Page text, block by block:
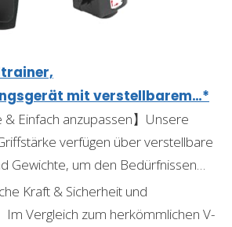
mit verstellbarem…*
& Einfach anzupassen】Unsere
verfügen über verstellbare
Gewichte, um den Bedürfnissen…
Kraft & Sicherheit und
Im Vergleich zum herkömmlichen V-